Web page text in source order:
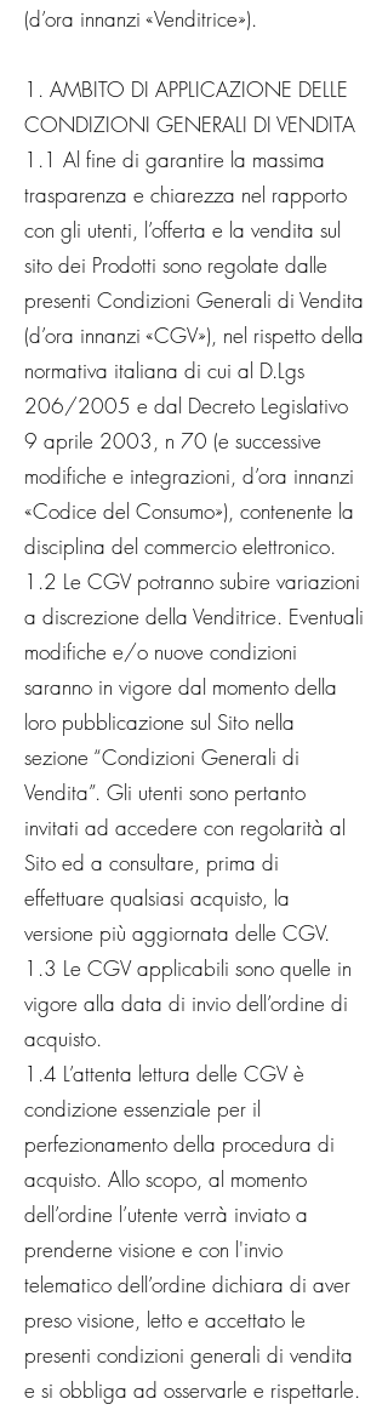
(d’ora innanzi «Venditrice»).
1. AMBITO DI APPLICAZIONE DELLE
CONDIZIONI GENERALI DI VENDITA
1.1 Al fine di garantire la massima
trasparenza e chiarezza nel rapporto
con gli utenti, l’offerta e la vendita sul
sito dei Prodotti sono regolate dalle
presenti Condizioni Generali di Vendita
(d’ora innanzi «CGV»), nel rispetto della
normativa italiana di cui al D.Lgs
206/2005 e dal Decreto Legislativo
9 aprile 2003, n 70 (e successive
modifiche e integrazioni, d’ora innanzi
«Codice del Consumo»), contenente la
disciplina del commercio elettronico.
1.2 Le CGV potranno subire variazioni
a discrezione della Venditrice. Eventuali
modifiche e/o nuove condizioni
saranno in vigore dal momento della
loro pubblicazione sul Sito nella
sezione “Condizioni Generali di
Vendita”. Gli utenti sono pertanto
invitati ad accedere con regolarità al
Sito ed a consultare, prima di
effettuare qualsiasi acquisto, la
versione più aggiornata delle CGV.
1.3 Le CGV applicabili sono quelle in
vigore alla data di invio dell’ordine di
acquisto.
1.4 L’attenta lettura delle CGV è
condizione essenziale per il
perfezionamento della procedura di
acquisto. Allo scopo, al momento
dell’ordine l’utente verrà inviato a
prenderne visione e con l'invio
telematico dell’ordine dichiara di aver
preso visione, letto e accettato le
presenti condizioni generali di vendita
e si obbliga ad osservarle e rispettarle.